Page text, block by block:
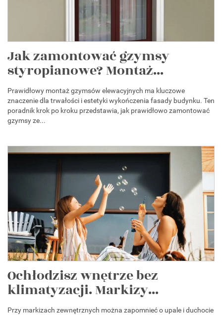
Jak zamontować gzymsy
styropianowe? Montaż...
Prawidłowy montaż gzymsów elewacyjnych ma kluczowe
znaczenie dla trwałości i estetyki wykończenia fasady budynku. Ten
poradnik krok po kroku przedstawia, jak prawidłowo zamontować
gzymsy ze...
Ochłodzisz wnętrze bez
klimatyzacji. Markizy...
Przy markizach zewnętrznych można zapomnieć o upale i duchocie